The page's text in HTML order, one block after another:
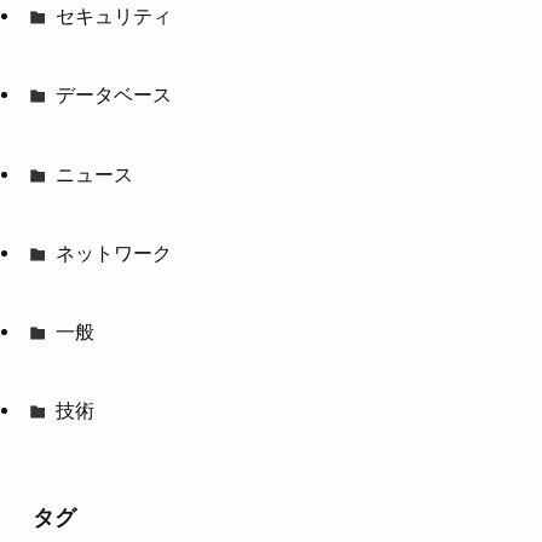
セキュリティ
データベース
ニュース
ネットワーク
一般
技術
タグ